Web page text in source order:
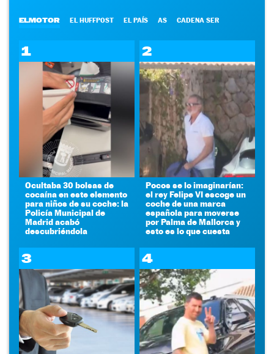
ELMOTOR EL HUFFPOST EL PAÍS AS CADENA SER
1
Ocultaba 30 bolsas de
cocaína en este elemento
para niños de su coche: la
Policía Municipal de
Madrid acabó
descubriéndola
2
Pocos se lo imaginarían:
el rey Felipe VI escoge un
coche de una marca
española para moverse
por Palma de Mallorca y
esto es lo que cuesta
3 4